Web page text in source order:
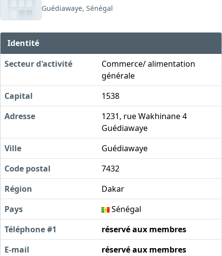
Guédiawaye, Sénégal
Identité
Secteur d'activité
Commerce/ alimentation
générale
Capital
1538
Adresse
1231, rue Wakhinane 4
Guédiawaye
Ville
Guédiawaye
Code postal
7432
Région
Dakar
Pays
Sénégal
Téléphone #1
réservé aux membres
E-mail
réservé aux membres